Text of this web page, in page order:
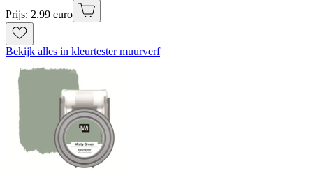
Prijs: 2.99 euro
Bekijk alles in kleurtester muurverf